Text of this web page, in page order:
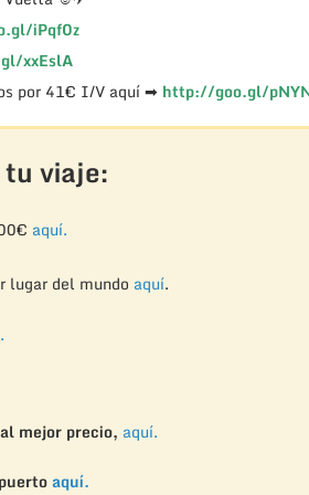
iPqf0z
xxEslA
por 41€ I/V aquí ➡ http://goo.gl/
tu viaje:
aquí.
lugar del mundo aquí.
mejor precio, aquí.
aquí.